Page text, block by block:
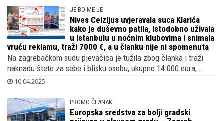
JE BO'ME JE
Nives Celzijus uvjeravala suca Klarića
kako je duševno patila, istodobno uživala
u Istanbulu u noćnim klubovima i snimala
vruću reklamu, traži 7000 €, a u članku nije ni spomenuta
Na zagrebačkom sudu pjevačica je tužila zbog članka i traži
naknadu štete za sebe i blisku osobu, ukupno 14.000 eura, ..
PROMO ČLANAK